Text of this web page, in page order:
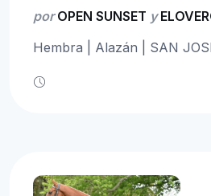
porOPEN SUNSET y
Hembra | Alazán | SAN